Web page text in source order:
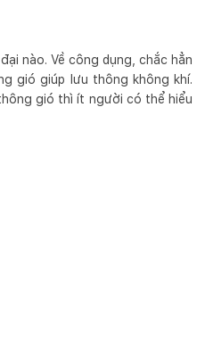
nào. Về công dụng, chắc hẳn
gió giúp lưu thông không khí.
gió thì ít người có thể hiểu